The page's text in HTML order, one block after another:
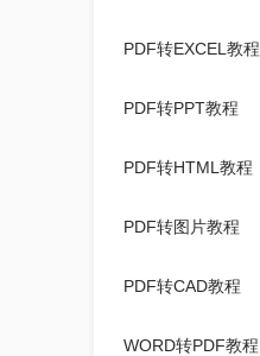
PDF转EXCEL教程
PDF转PPT教程
PDF转HTML教程
PDF转图片教程
PDF转CAD教程
WORD转PDF教程